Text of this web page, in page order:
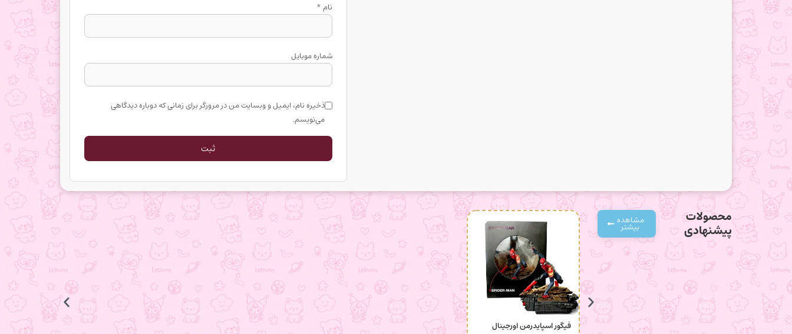
نام*
شماره موبایل
ذخیره نام، ایمیل و وبسایت من در مرورگر برای زمانی که دوباره دیدگاهی
می‌نویسم.
محصولات
پیشنهادی
مشاهده
بیشتر
فیگور اسپایدرمن اورجینال جاکلیدی باب اسفنجی